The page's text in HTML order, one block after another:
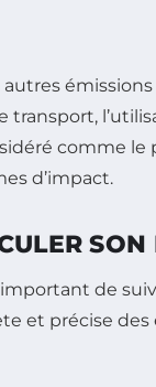
transport,
comme le
d’impact.
important de
et précise des